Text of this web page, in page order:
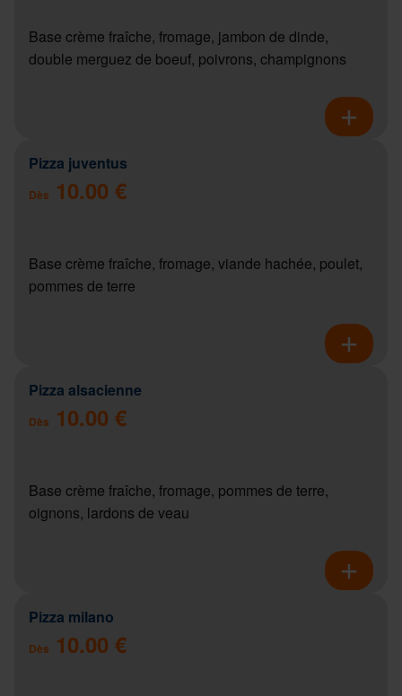
Base crème fraîche, fromage, jambon de dinde,
double merguez de boeuf, poivrons, champignons
Pizza juventus
Dès 10.00 €
Base crème fraîche, fromage, viande hachée, poulet,
pommes de terre
Pizza alsacienne
Dès 10.00 €
Base crème fraîche, fromage, pommes de terre,
oignons, lardons de veau
Pizza milano
Dès 10.00 €